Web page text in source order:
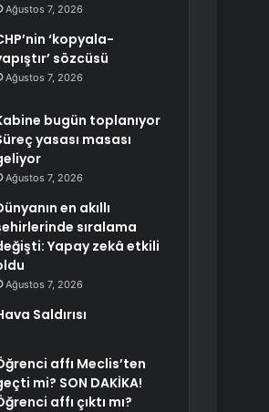
Ağustos 7, 2026
‘kopyala-
sözcüsü
Ağustos 7, 2026
bugün toplanıyor
yasası masası
Ağustos 7, 2026
en akıllı
sıralama
Yapay zekâ etkili
Ağustos 7, 2026
Saldırısı
affı Meclis’ten
mi? SON DAKİKA!
affı çıktı mı?